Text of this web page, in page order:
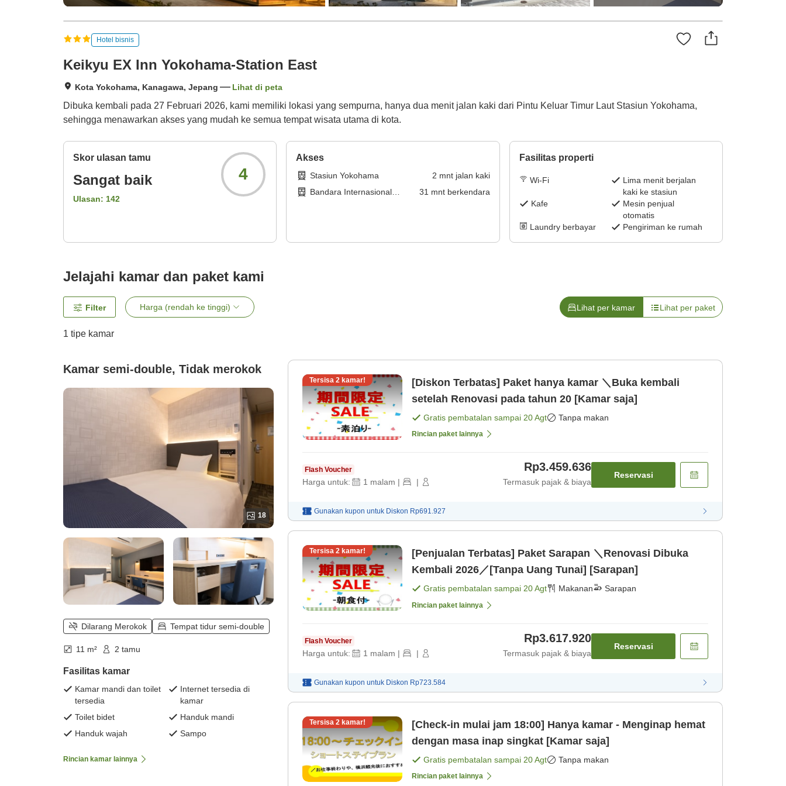
Hotel bisnis
Keikyu EX Inn Yokohama-Station East
Kota Yokohama, Kanagawa, Jepang Lihat di peta
Dibuka kembali pada 27 Februari 2026, kami memiliki lokasi yang sempurna, hanya dua menit jalan kaki dari Pintu Keluar Timur Laut Stasiun Yokohama,
sehingga menawarkan akses yang mudah ke semua tempat wisata utama di kota.
Skor ulasan tamu
Sangat baik
Ulasan: 142
4
Akses
Stasiun Yokohama 2 mnt jalan kaki
Bandara Internasional
31 mnt berkendara
Fasilitas properti
Wi-Fi
Lima menit berjalan
kaki ke stasiun
Kafe
Mesin penjual
otomatis
Laundry berbayar
Pengiriman ke rumah
Jelajahi kamar dan paket kami
Filter Harga (rendah ke tinggi) Lihat per kamar Lihat per paket
1 tipe kamar
Kamar semi-double, Tidak merokok
18
Dilarang Merokok Tempat tidur semi-double
11 m² 2 tamu
Fasilitas kamar
Kamar mandi dan toilet
tersedia
Internet tersedia di
kamar
Toilet bidet
Handuk mandi
Handuk wajah
Sampo
Rincian kamar lainnya
Tersisa 2 kamar!
[Diskon Terbatas] Paket hanya kamar ＼Buka kembali
setelah Renovasi pada tahun 20 [Kamar saja]
Gratis pembatalan sampai 20 Agt Tanpa makan
Rincian paket lainnya
Flash Voucher
Harga untuk: 1 malam | |
Rp3.459.636
Termasuk pajak & biaya
Reservasi
Gunakan kupon untuk Diskon Rp691.927
Tersisa 2 kamar!
[Penjualan Terbatas] Paket Sarapan ＼Renovasi Dibuka
Kembali 2026／[Tanpa Uang Tunai] [Sarapan]
Gratis pembatalan sampai 20 Agt Makanan Sarapan
Rincian paket lainnya
Flash Voucher
Harga untuk: 1 malam | |
Rp3.617.920
Termasuk pajak & biaya
Reservasi
Gunakan kupon untuk Diskon Rp723.584
Tersisa 2 kamar!
[Check-in mulai jam 18:00] Hanya kamar - Menginap hemat
dengan masa inap singkat [Kamar saja]
Gratis pembatalan sampai 20 Agt Tanpa makan
Rincian paket lainnya